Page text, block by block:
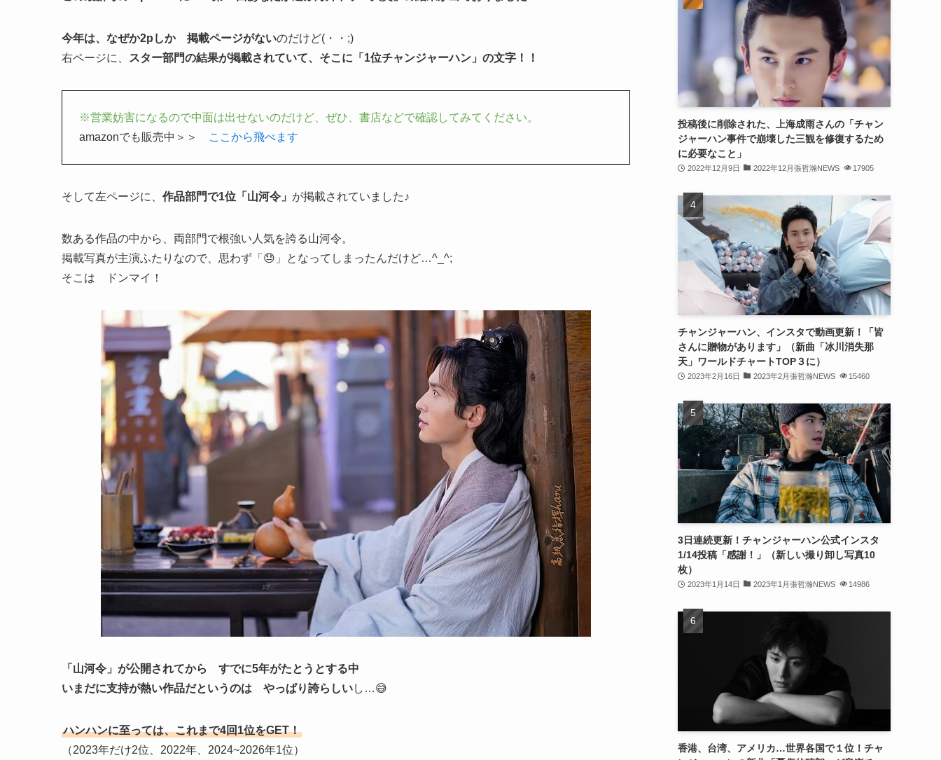
今年は、なぜか2pしか 掲載ページがないのだけど(・・;)
右ページに、
スター部門の結果が掲載されていて、そこに「1位チャンジャーハン」の文字！！
※営業妨害になるので中面は出せないのだけど、ぜひ、書店などで確認してみてください。
amazonでも販売中＞＞
ここから飛べます
そして左ページに、 作品部門で1位「山河令」 が掲載されていました♪
数ある作品の中から、両部門で根強い人気を誇る山河令。
掲載写真が主演ふたりなので、思わず「😓」となってしまったんだけど…^_^;
そこは ドンマイ！
「山河令」が公開されてから すでに5年がたとうとする中
いまだに支持が熱い作品だというのは やっぱり誇らしいし…😅
ハンハンに至っては、これまで4回1位をGET！
（2023年だけ2位、2022年、2024~2026年1位）
(32)
(29)
(31)
(31)
(31)
(32)
(30)
(32)
(31)
(28)
(32)
(31)
(30)
(32)
(30)
(32)
(32)
(26)
(23)
(13)
(8)
投稿後に削除された、上海成雨さんの「チャン
ジャーハン事件で崩壊した三観を修復するため
に必要なこと」
2022年12月9日 2022年12月張哲瀚NEWS 17905
チャンジャーハン、インスタで動画更新！「皆
さんに贈物があります」（新曲「冰川消失那
天」ワールドチャートTOP３に）
2023年2月16日 2023年2月張哲瀚NEWS 15460
3日連続更新！チャンジャーハン公式インスタ
1/14投稿「感謝！」（新しい撮り卸し写真10
枚）
2023年1月14日 2023年1月張哲瀚NEWS 14986
香港、台湾、アメリカ…世界各国で１位！チャ